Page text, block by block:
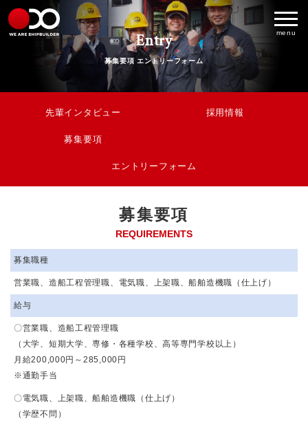
menu
Entry
募集要項 エントリーフォーム
先輩インタビュー 採用情報
募集要項
エントリーフォーム
募集要項
REQUIREMENTS
募集職種
営業職、造船工程管理職、電気職、上架職、船舶造機職（仕上げ）
給与
〇営業職、造船工程管理職
（大学、短期大学、専修・各種学校、高等専門学校以上）
月給200,000円～285,000円
※通勤手当
〇電気職、上架職、船舶造機職（仕上げ）
（学歴不問）